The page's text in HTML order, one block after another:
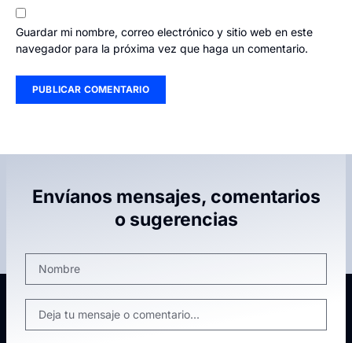
Guardar mi nombre, correo electrónico y sitio web en este
navegador para la próxima vez que haga un comentario.
Envíanos mensajes, comentarios
o sugerencias